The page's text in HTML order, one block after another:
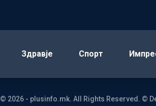
Здравје Спорт
© 2026 - plusinfo.mk. All Rights Reserved. ©